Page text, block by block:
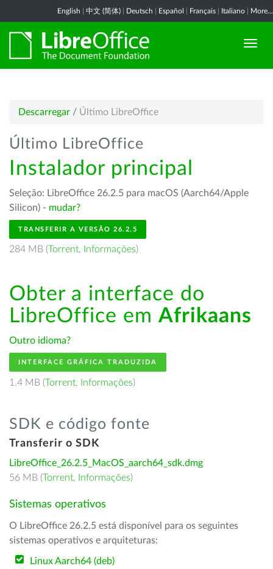
English 中文 (简体) Deutsch Español Français Italiano More...
Descarregar / Último LibreOffice
Último LibreOffice
Instalador principal
Seleção: LibreOffice 26.2.5 para macOS (Aarch64/Apple
Silicon) - mudar?
TRANSFERIR A VERSÃO 26.2.5
284 MB (Torrent, Informações)
Obter a interface do
LibreOffice em Afrikaans
Outro idioma?
INTERFACE GRÁFICA TRADUZIDA
1.4 MB (Torrent, Informações)
SDK e código fonte
Transferir o SDK
LibreOffice_26.2.5_MacOS_aarch64_sdk.dmg
56 MB (Torrent, Informações)
Sistemas operativos
O LibreOffice 26.2.5 está disponível para os seguintes
sistemas operativos e arquiteturas:
Linux Aarch64 (deb)